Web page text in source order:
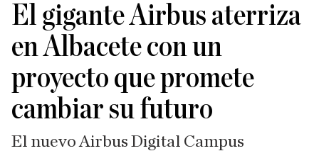
El gigante Airbus aterriza
en Albacete con un
proyecto que promete
cambiar su futuro
El nuevo Airbus Digital Campus